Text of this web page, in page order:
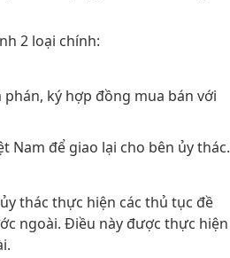
2 loại chính:
ký hợp đồng mua bán với
Nam để giao lại cho bên ủy thác.
thác thực hiện các thủ tục đề
ngoài. Điều này được thực hiện